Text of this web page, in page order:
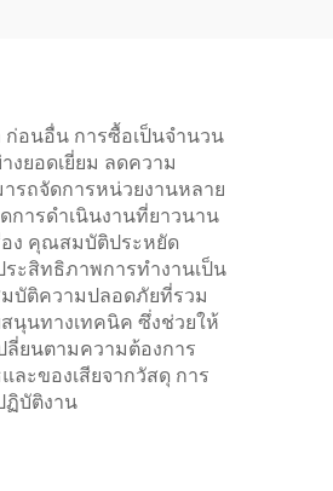
ก่อนอื่น การซื้อเป็นจำนวน
ยอดเยี่ยม ลดความ
รถจัดการหน่วยงานหลาย
การดำเนินงานที่ยาวนาน
อง คุณสมบัติประหยัด
ะสิทธิภาพการทำงานเป็น
บัติความปลอดภัยที่รวม
นุนทางเทคนิค ซึ่งช่วยให้
ลี่ยนตามความต้องการ
ะของเสียจากวัสดุ การ
ฏิบัติงาน